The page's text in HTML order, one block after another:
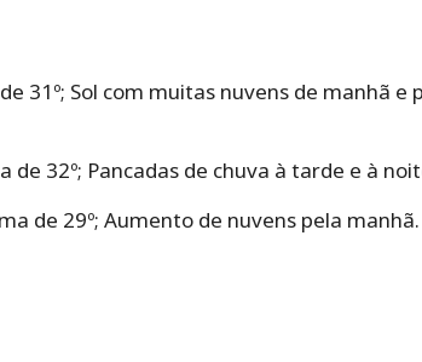
31º; Sol com muitas nuvens de manhã e
de 32º; Pancadas de chuva à tarde e à
de 29º; Aumento de nuvens pela